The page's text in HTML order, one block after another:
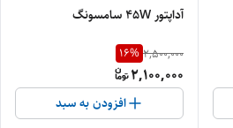
آداپتور 45W سامسونگ
2,500,000
16%
2,100,000
افزودن به سبد